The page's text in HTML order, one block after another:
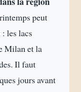
peut
les lacs
Milan et la
Il faut
jours avant